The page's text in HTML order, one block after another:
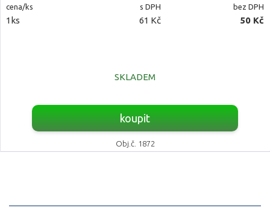
cena/ks s DPH bez DPH
1ks 61 Kč 50 Kč
SKLADEM
koupit
Obj.č. 1872